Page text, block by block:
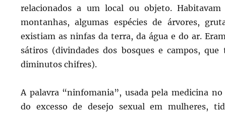
relacionados a um local ou objeto. Habitavam
montanhas, algumas espécies de árvores,
existiam as ninfas da terra, da água e do ar.
sátiros (divindades dos bosques e campos,
diminutos chifres).
A palavra “ninfomania”, usada pela medicina
do excesso de desejo sexual em mulheres,